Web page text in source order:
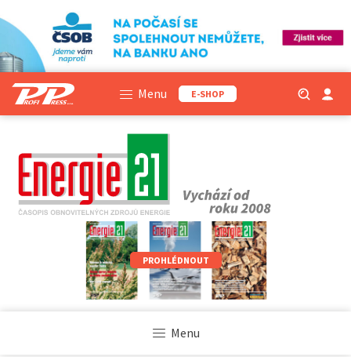
Menu E-SHOP
PROHLÉDNOUT
Menu